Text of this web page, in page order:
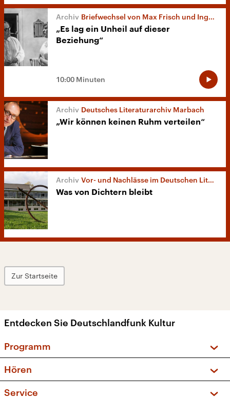
Briefwechsel von Max Frisch und Ingeborg Bachmann
„Es lag ein Unheil auf dieser
Beziehung“
10:00 Minuten
Deutsches Literaturarchiv Marbach
„Wir können keinen Ruhm verteilen“
Vor- und Nachlässe im Deutschen Literaturarchiv
Was von Dichtern bleibt
Zur Startseite
Entdecken Sie Deutschlandfunk Kultur
Programm
Sendungen und Podcasts
Hören
Service